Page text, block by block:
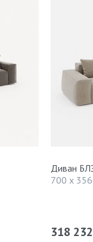
Диван
700 x
318